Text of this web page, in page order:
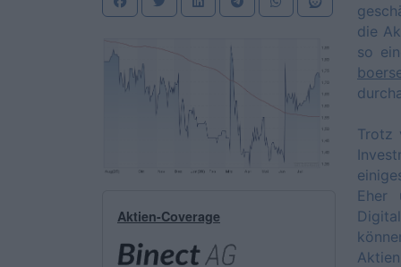
Aktien-Coverage
die
so
Trotz
Eher